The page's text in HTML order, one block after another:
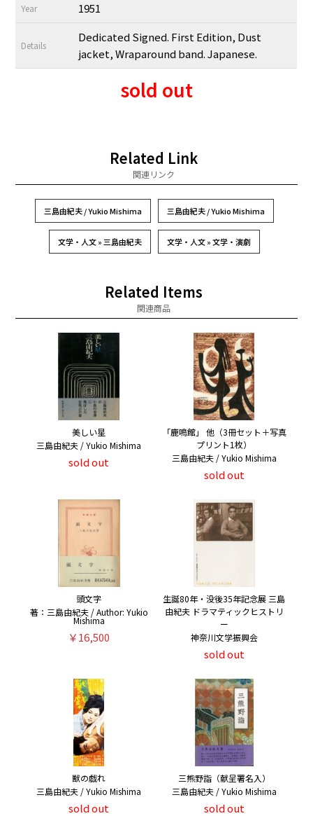
Year 1951
Details
Dedicated Signed. First Edition, Dust
jacket, Wraparound band. Japanese.
sold out
Related Link
関連リンク
三島由紀夫 / Yukio Mishima 三島由紀夫 / Yukio Mishima
文学・人文 » 三島由紀夫 文学・人文 » 文学・演劇
Related Items
関連商品
美しい星
三島由紀夫 / Yukio Mishima
sold out
「鹿鳴館」 他（3冊セット＋写真
プリント1枚）
三島由紀夫 / Yukio Mishima
sold out
頭文字
著：三島由紀夫 / Author: Yukio
Mishima
￥16,500
生誕80年・没後35年記念展 三島
由紀夫 ドラマティックヒストリ
ー
神奈川文学振興会
sold out
獣の戯れ
三島由紀夫 / Yukio Mishima
sold out
三熊野詣（献呈署名入）
三島由紀夫 / Yukio Mishima
sold out